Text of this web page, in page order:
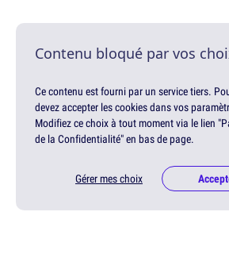
Contenu bloqué par vos
Ce contenu est fourni par un service tiers.
devez accepter les cookies dans vos
Modifiez ce choix à tout moment via le lien
de la Confidentialité" en bas de page.
Gérer mes choix